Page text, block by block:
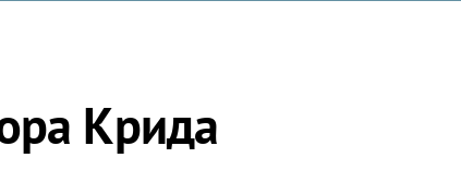
Крида